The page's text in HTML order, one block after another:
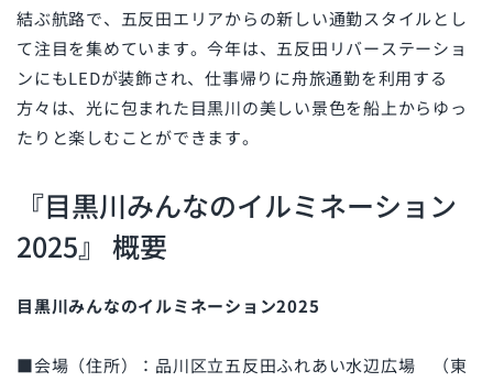
結ぶ航路で、五反田エリアからの新しい通勤スタイルとし
て注目を集めています。今年は、五反田リバーステーショ
ンにもLEDが装飾され、仕事帰りに舟旅通勤を利用する
方々は、光に包まれた目黒川の美しい景色を船上からゆっ
たりと楽しむことができます。
『目黒川みんなのイルミネーション
2025』 概要
目黒川みんなのイルミネーション2025
■会場（住所）：品川区立五反田ふれあい水辺広場 （東